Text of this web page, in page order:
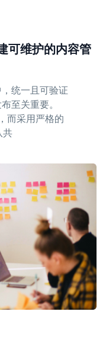
可维护的内容管
统一且可验证
至关重要。
而采用严格的
共